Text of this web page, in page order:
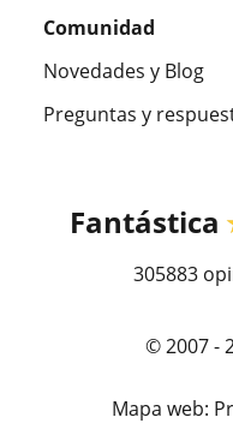
Comunidad
Novedades y Blog
Preguntas y
Fantástica
305883
© 2007 -
Mapa web: